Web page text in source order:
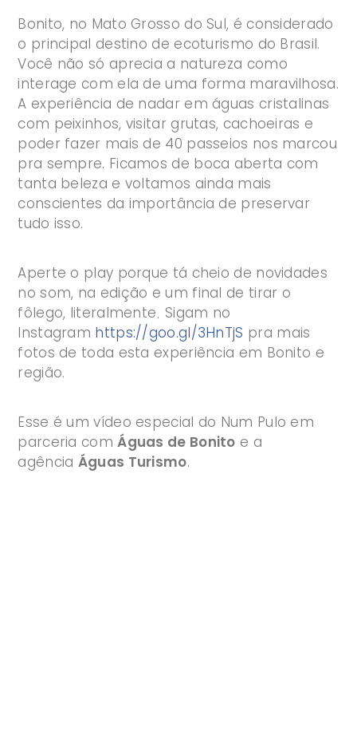
Bonito, no Mato Grosso do Sul, é considerado
o principal destino de ecoturismo do Brasil.
Você não só aprecia a natureza como
interage com ela de uma forma maravilhosa.
A experiência de nadar em águas cristalinas
com peixinhos, visitar grutas, cachoeiras e
poder fazer mais de 40 passeios nos marcou
pra sempre. Ficamos de boca aberta com
tanta beleza e voltamos ainda mais
conscientes da importância de preservar
tudo isso.
Aperte o play porque tá cheio de novidades
no som, na edição e um final de tirar o
fôlego, literalmente. Sigam no
Instagram https://goo.gl/3HnTjS pra mais
fotos de toda esta experiência em Bonito e
região.
Esse é um vídeo especial do Num Pulo em
parceria comÁguas de Bonito e a
agência Águas Turismo.